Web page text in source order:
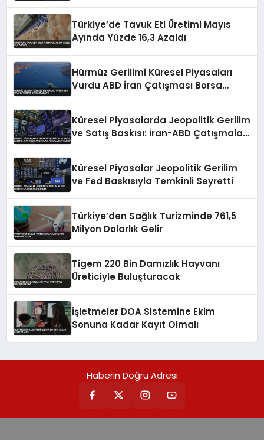
Türkiye’de Tavuk Eti Üretimi Mayıs
Ayında Yüzde 16,3 Azaldı
Hürmüz Gerilimi Küresel Piyasaları
Vurdu ABD İran Çatışması Borsa
Küresel Piyasalarda Jeopolitik Gerilim
ve Satış Baskısı: İran-ABD Çatışmaları
Küresel Piyasalar Jeopolitik Gerilim
ve Fed Baskısıyla Temkinli Seyretti
Türkiye’den Sağlık Turizminde 761,5
Milyon Dolarlık Gelir
Tigem 220 Bin Damızlık Hayvanı
Üreticiyle Buluşturacak
İşletmeler DOA Sistemine Ekim
Sonuna Kadar Kayıt Olmalı
Haberin Doğru Adresi